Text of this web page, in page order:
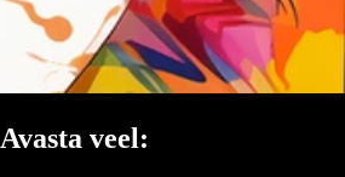
Avasta veel: